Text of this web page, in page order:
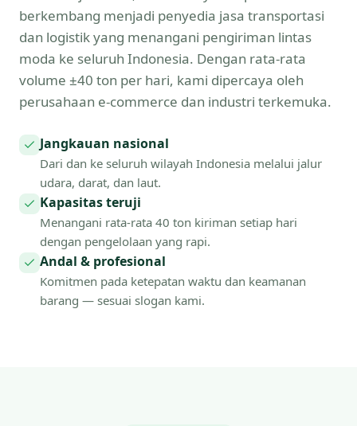
berkembang menjadi penyedia jasa transportasi
dan logistik yang menangani pengiriman lintas
moda ke seluruh Indonesia. Dengan rata-rata
volume ±40 ton per hari, kami dipercaya oleh
perusahaan e-commerce dan industri terkemuka.
Jangkauan nasional
Dari dan ke seluruh wilayah Indonesia melalui jalur
udara, darat, dan laut.
Kapasitas teruji
Menangani rata-rata 40 ton kiriman setiap hari
dengan pengelolaan yang rapi.
Andal & profesional
Komitmen pada ketepatan waktu dan keamanan
barang — sesuai slogan kami.